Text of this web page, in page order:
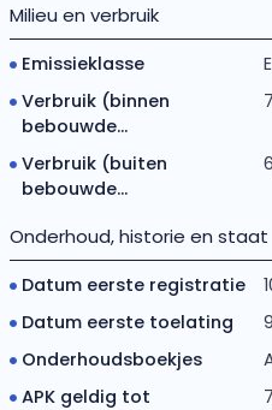
Milieu en verbruik
Emissieklasse
Verbruik (binnen
bebouwde...
Verbruik (buiten
bebouwde...
Onderhoud, historie en staat
Datum eerste registratie
Datum eerste toelating
Onderhoudsboekjes
APK geldig tot